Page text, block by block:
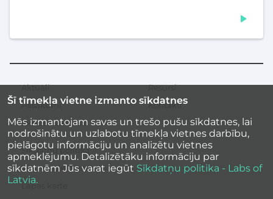
Šī tīmekļa vietne izmanto sīkdatnes
Mēs izmantojam savas un trešo pušu sīkdatnes, lai
nodrošinātu un uzlabotu tīmekļa vietnes darbību,
pielāgotu informāciju un analizētu vietnes
apmeklējumu. Detalizētāku informāciju par
sīkdatnēm Jūs varat iegūt Sīkdatņu politika - Labs of
Latvia.
Sekundārā
izvēlne
Aktuāli
Pasākumi
Iedvesmas stāsti
Resursi
Kontakti
Sīkdatņu politika
Vietnes piekļūstamība
Lapas karte